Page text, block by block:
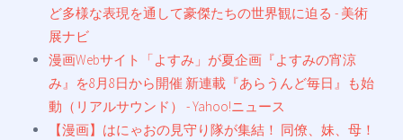
ど多様な表現を通して豪傑たちの世界観に迫る - 美術
展ナビ
漫画Webサイト「よすみ」が夏企画『よすみの宵涼
み』を8月8日から開催 新連載『あらうんど毎日』も始
動（リアルサウンド） - Yahoo!ニュース
【漫画】はにゃおの見守り隊が集結！ 同僚、妹、母！